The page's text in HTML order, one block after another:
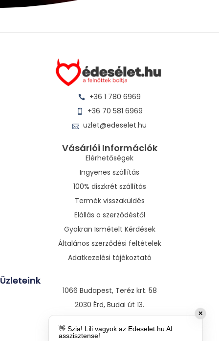
+36 1 780 6969
+36 70 581 6969
uzlet@edeselet.hu
Vásárlói Információk
Elérhetőségek
Ingyenes szállítás
100% diszkrét szállítás
Termék visszaküldés
Elállás a szerződéstől
Gyakran Ismételt Kérdések
Általános szerződési feltételek
Adatkezelési tájékoztató
Üzleteink
1066 Budapest, Teréz krt. 58
2030 Érd, Budai út 13.
✕
👋 Szia! Lili vagyok az Edeselet.hu AI
asszisztense!